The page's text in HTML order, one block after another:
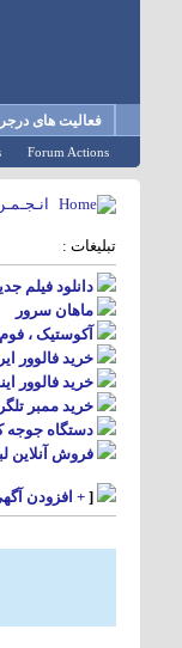
فعالیت های
Forum Actions
تبلیغات :
دانلود فیلم
ماهان سرور
آکوستیک ،
خرید فالوور
خرید فالوور
خرید ممبر
دستگاه
فروش آنلاین
[ + افزودن